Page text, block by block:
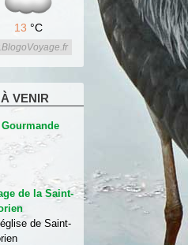
13 °C
VENIR
Gourmande
de la Saint-
église de Saint-